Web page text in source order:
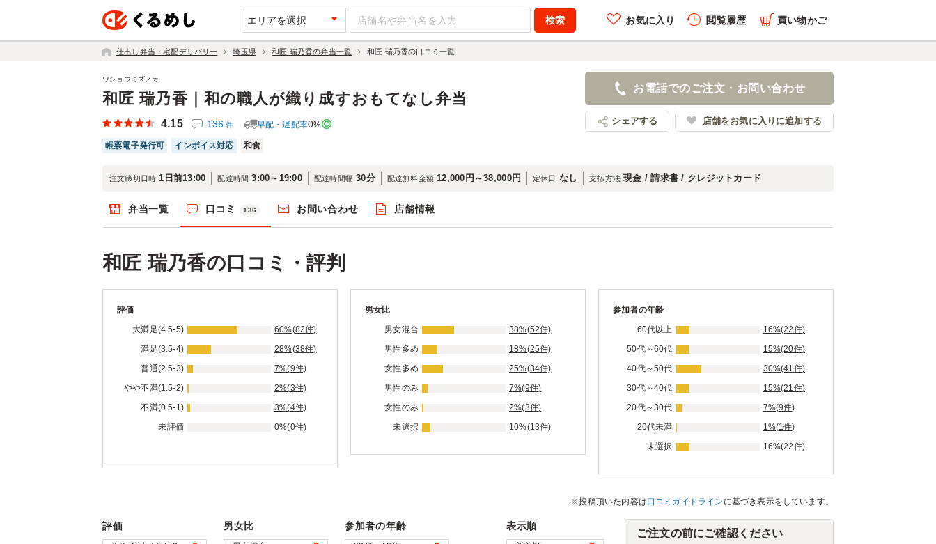
エリアを選択 お気に入り 閲覧履歴 買い物かご
仕出し弁当・宅配デリバリー 埼玉県 和匠 瑞乃香の弁当一覧 和匠 瑞乃香の口コミ一覧
和匠 瑞乃香｜和の職人が織り成すおもてなし弁当
ワショウミズノカ
4.15 136 件 早配・遅配率0%
帳票電子発行可 インボイス対応 和食
お電話でのご注文・お問い合わせ
シェアする 店舗をお気に入りに追加する
注文締切日時 1日前13:00 配達時間 3:00～19:00 配達時間幅 30分 配達無料金額 12,000円～38,000円 定休日 なし 支払方法 現金 / 請求書 / クレジットカード
弁当一覧 口コミ 136 お問い合わせ 店舗情報
和匠 瑞乃香の口コミ・評判
評価
大満足(4.5-5)
60%(82件)
満足(3.5-4)
28%(38件)
普通(2.5-3)
7%(9件)
やや不満(1.5-2)
2%(3件)
不満(0.5-1)
3%(4件)
未評価
0%(0件)
男女比
男女混合
38%(52件)
男性多め
18%(25件)
女性多め
25%(34件)
男性のみ
7%(9件)
女性のみ
2%(3件)
未選択
10%(13件)
参加者の年齢
60代以上
16%(22件)
50代～60代
15%(20件)
40代～50代
30%(41件)
30代～40代
15%(21件)
20代～30代
7%(9件)
20代未満
1%(1件)
未選択
16%(22件)
※投稿頂いた内容は口コミガイドライン に基づき表示をしています。
評価 男女比 参加者の年齢 表示順
ご注文の前にご確認ください